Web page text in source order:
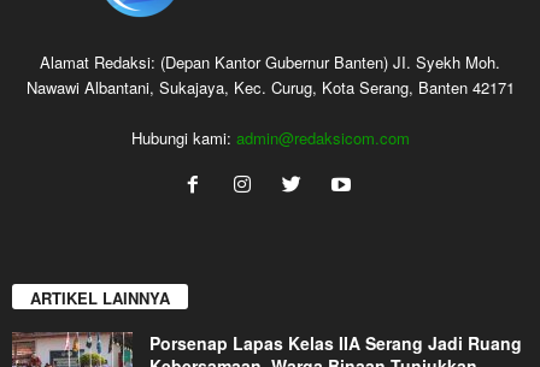
Alamat Redaksi: (Depan Kantor Gubernur Banten) JI. Syekh Moh.
Nawawi Albantani, Sukajaya, Kec. Curug, Kota Serang, Banten 42171
Hubungi kami: admin@redaksicom.com
ARTIKEL LAINNYA
Porsenap Lapas Kelas IIA Serang Jadi Ruang